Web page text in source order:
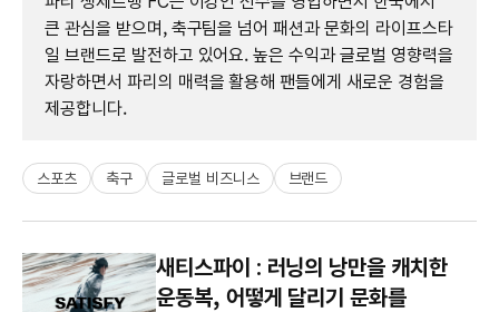
큰 관심을 받으며, 축구팀을 넘어 패션과 문화의 라이프스타
일 브랜드로 발전하고 있어요. 높은 수익과 글로벌 영향력을
자랑하면서 파리의 매력을 활용해 팬들에게 새로운 경험을
제공합니다.
스포츠 축구 글로벌 비즈니스 브랜드
새티스파이 : 러닝의 낭만을 캐치한
운동복, 어떻게 달리기 문화를